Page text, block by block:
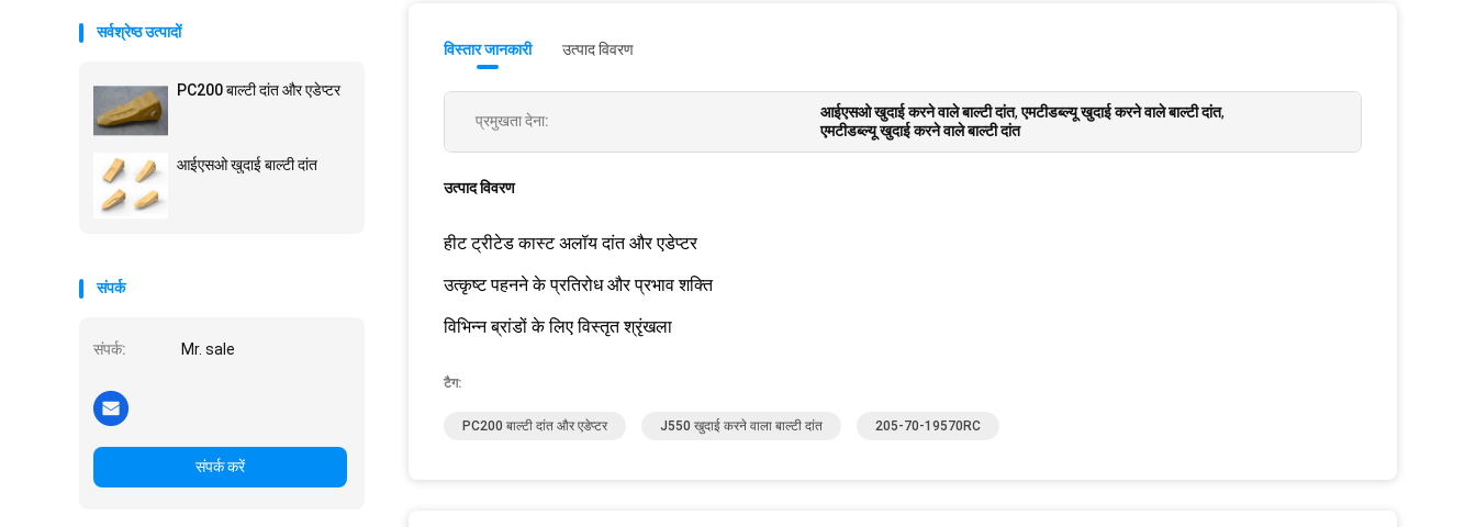
सर्वश्रेष्ठ उत्पादों
PC200 बाल्टी दांत और एडेप्टर
आईएसओ खुदाई बाल्टी दांत
संपर्क
संपर्क: Mr. sale
संपर्क करें
विस्तार जानकारी उत्पाद विवरण
प्रमुखता देना: आईएसओ खुदाई करने वाले बाल्टी दांत,एमटीडब्ल्यू खुदाई करने वाले बाल्टी दांत,
एमटीडब्ल्यू खुदाई करने वाले बाल्टी दांत
उत्पाद विवरण
हीट ट्रीटेड कास्ट अलॉय दांत और एडेप्टर
उत्कृष्ट पहनने के प्रतिरोध और प्रभाव शक्ति
विभिन्न ब्रांडों के लिए विस्तृत श्रृंखला
टैग:
PC200 बाल्टी दांत और एडेप्टर J550 खुदाई करने वाला बाल्टी दांत 205-70-19570RC